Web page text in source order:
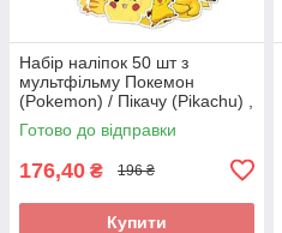
Набір наліпок 50 шт з
мультфільму Покемон
(Pokemon) / Пікачу (Pikachu) ,
наклейка на телефон ноутбук
гаджети
Готово до відправки
176,40 ₴ 196 ₴
Купити